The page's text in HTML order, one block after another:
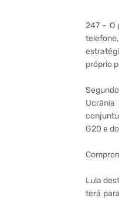
247 – O
próprio
G20 e
Lula
terá